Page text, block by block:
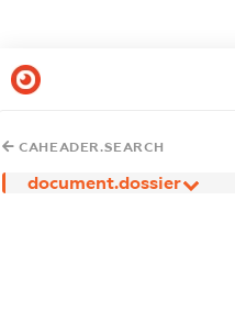
CAHEADER.SEARCH
document.dossier